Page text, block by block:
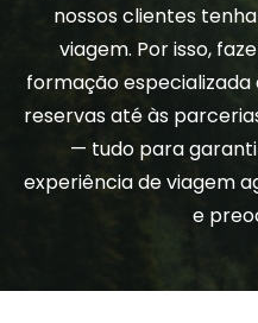
nossos clientes
viagem. Por isso,
formação especializada
reservas até às
— tudo para
experiência de viagem
e